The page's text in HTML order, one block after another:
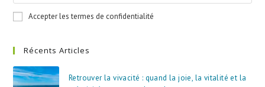
Accepter les termes de confidentialité
Récents Articles
Retrouver la vivacité : quand la joie, la vitalité et la